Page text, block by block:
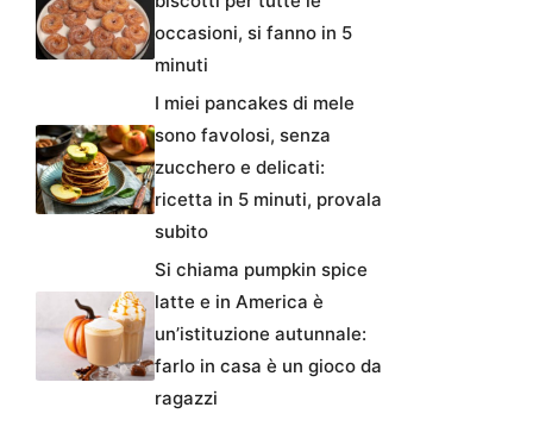
occasioni, si fanno in 5
minuti
I miei pancakes di mele
sono favolosi, senza
zucchero e delicati:
ricetta in 5 minuti, provala
subito
Si chiama pumpkin spice
latte e in America è
un’istituzione autunnale:
farlo in casa è un gioco da
ragazzi